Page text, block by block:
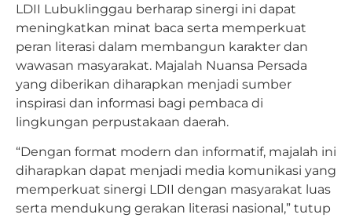
LDII Lubuklinggau berharap sinergi ini dapat
meningkatkan minat baca serta memperkuat
peran literasi dalam membangun karakter dan
wawasan masyarakat. Majalah Nuansa Persada
yang diberikan diharapkan menjadi sumber
inspirasi dan informasi bagi pembaca di
lingkungan perpustakaan daerah.
“Dengan format modern dan informatif, majalah ini
diharapkan dapat menjadi media komunikasi yang
memperkuat sinergi LDII dengan masyarakat luas
serta mendukung gerakan literasi nasional,” tutup